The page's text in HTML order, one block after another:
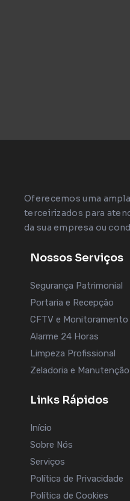
Oferecemos uma
terceirizados para
da sua empresa ou
Nossos Serviços
Segurança Patrimonial
Portaria e Recepção
CFTV e Monitoramento
Alarme 24 Horas
Limpeza Profissional
Zeladoria e Manutenção
Links Rápidos
Início
Sobre Nós
Serviços
Política de Privacidade
Política de Cookies